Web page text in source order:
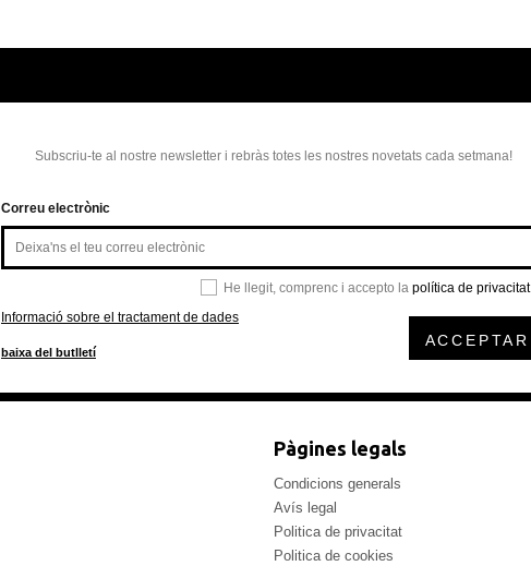
Subscriu-te al nostre newsletter i rebràs totes les nostres novetats cada setmana!
Correu electrònic
He llegit, comprenc i accepto la política de privacitat
Informació sobre el tractament de dades
baixa del butlletí
ACCEPTAR
Pàgines legals
Condicions generals
Avís legal
Politica de privacitat
Politica de cookies